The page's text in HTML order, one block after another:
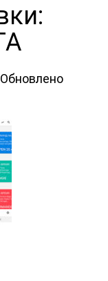
Обновлено